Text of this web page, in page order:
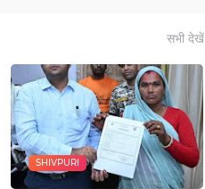
सभी देखें
SHIVPURI